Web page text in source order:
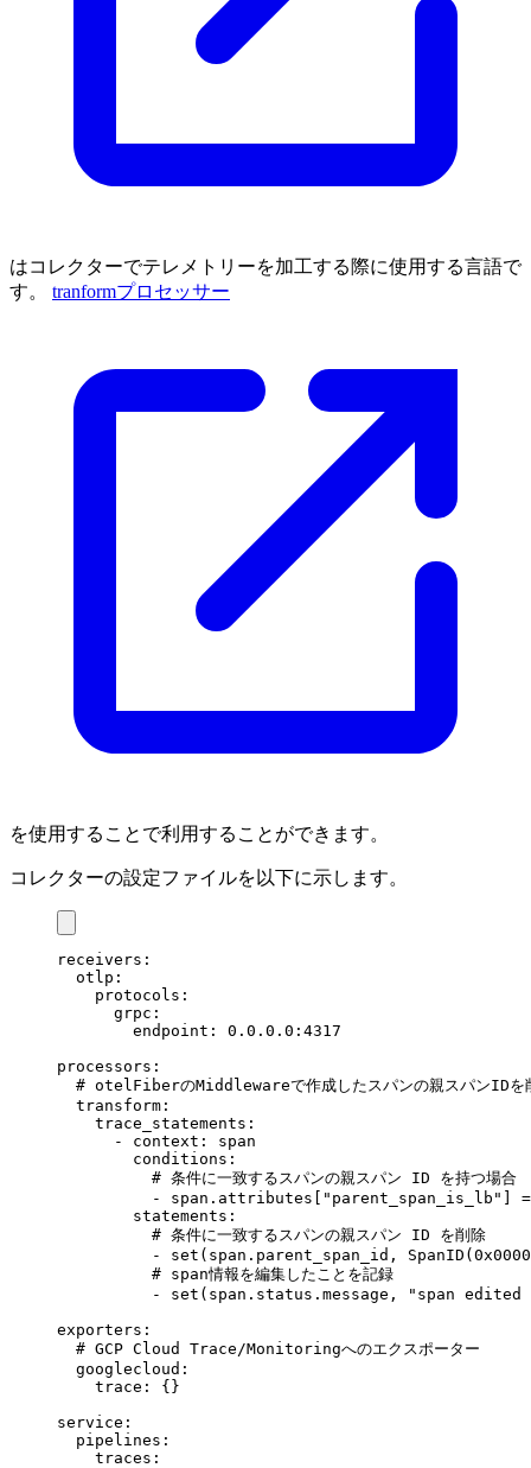
はコレクターでテレメトリーを加工する際に使用する言語で
す。 tranformプロセッサー
を使用することで利用することができます。
コレクターの設定ファイルを以下に示します。
receivers :
  otlp
:
    protocols
:
      grpc
:
        endpoint
:
0.0.0.0:4317
processors :
# otelFiberのMiddlewareで作成したスパンの親スパンIDを
  transform
:
    trace_statements
:
      -
context :
span
        conditions
:
          # 条件に一致するスパンの親スパン ID を持つ場合
          -
span.attributes["parent_span_is_lb"]
        statements
:
          # 条件に一致するスパンの親スパン ID を削除
          -
set(span.parent_span_id,
          # span情報を編集したことを記録
          -
set(span.status.message, "span
exporters :
  # GCP Cloud Trace/Monitoringへのエクスポーター
  googlecloud
:
    trace
:
{}
service :
  pipelines
:
    traces
: